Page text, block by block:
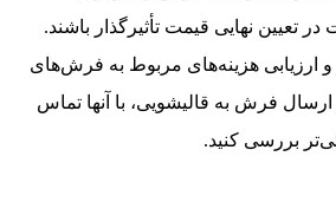
تعیین نهایی قیمت تأثیرگذار باشند.
و ارزیابی هزینه‌های مربوط به فرش‌های
فرش به قالیشویی، با آنها تماس
بررسی کنید.